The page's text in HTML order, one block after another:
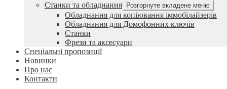
Станки та обладнання
Розгорнуте вкладене меню
Обладнання для копіювання іммобілайзерів
Обладнання для Домофонних ключів
Станки
Фрези та аксесуари
Спеціальні пропозиції
Новинки
Про нас
Контакти